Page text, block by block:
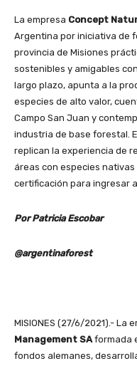
La empresa Concept
Argentina por iniciativa de
provincia de Misiones
sostenibles y amigables
largo plazo, apunta a la
especies de alto valor,
Campo San Juan y
industria de base forestal.
replican la experiencia de
áreas con especies
certificación para ingresar
Por Patricia Escobar
@argentinaforest
MISIONES (27/6/2021).- La
Management SAformada
fondos alemanes,